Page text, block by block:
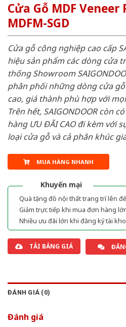
Cửa Gỗ MDF Veneer
MDFM-SGD
Cửa gỗ công nghiệp cao cấp
hiệu sản phẩm các dòng cửa
thống Showroom
phân phối những dòng cửa
cao, giá thành phù hợp với
Trên hết, SAIGONDOOR còn
hàng ƯU ĐÃI CAO đi kèm với
loại cửa gỗ và cả phân khúc
MUA HÀNG NHANH
Khuyến mại
Quà tặng đồ nội thất trang trí lên
Giảm trực tiếp khi mua đơn hàng
Nhiều ưu đãi lớn khi đăng ký tài
TẢI BẢNG GIÁ
ĐÁNH GIÁ (0)
Đánh giá